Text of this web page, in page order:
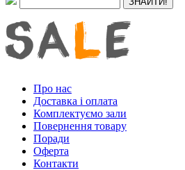
Про нас
Доставка і оплата
Комплектуємо зали
Повернення товару
Поради
Оферта
Контакти